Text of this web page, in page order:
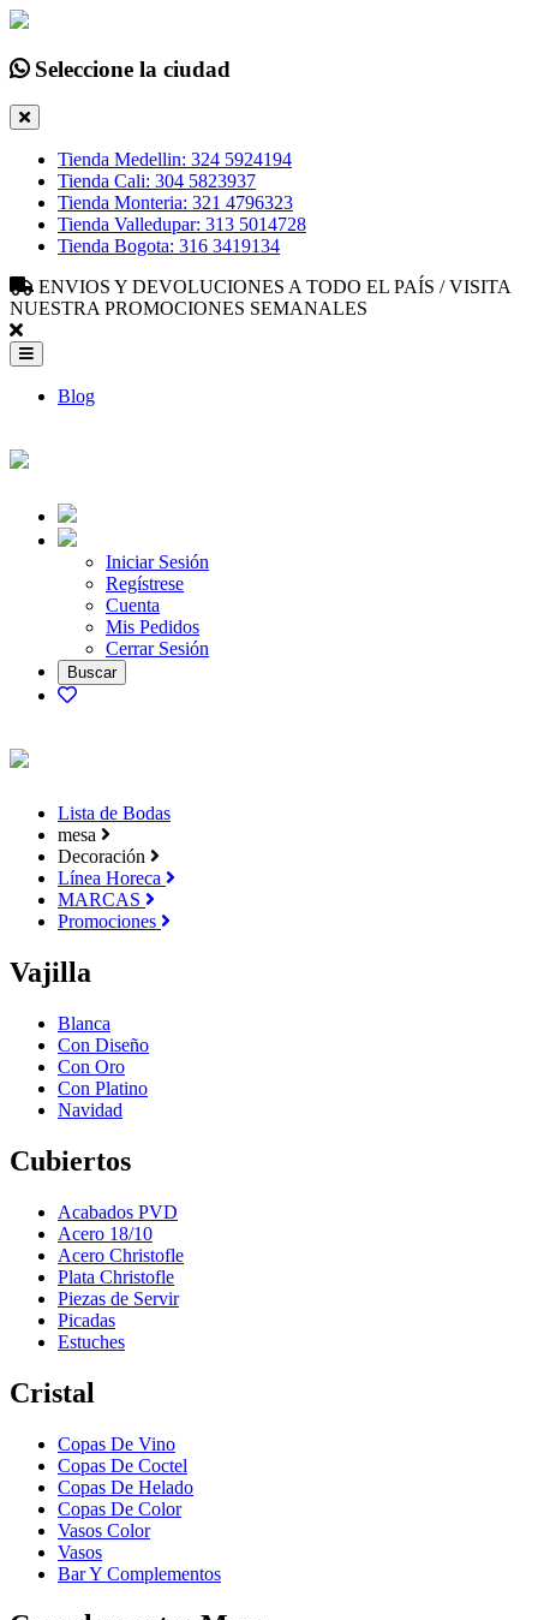
Seleccione la ciudad
Tienda Medellin: 324 5924194
Tienda Cali: 304 5823937
Tienda Monteria: 321 4796323
Tienda Valledupar: 313 5014728
Tienda Bogota: 316 3419134
ENVIOS Y DEVOLUCIONES A TODO EL PAÍS / VISITA
NUESTRA PROMOCIONES SEMANALES
Blog
Iniciar Sesión
Regístrese
Cuenta
Mis Pedidos
Cerrar Sesión
Lista de Bodas
mesa
Decoración
Línea Horeca
MARCAS
Promociones
Vajilla
Blanca
Con Diseño
Con Oro
Con Platino
Navidad
Cubiertos
Acabados PVD
Acero 18/10
Acero Christofle
Plata Christofle
Piezas de Servir
Picadas
Estuches
Cristal
Copas De Vino
Copas De Coctel
Copas De Helado
Copas De Color
Vasos Color
Vasos
Bar Y Complementos